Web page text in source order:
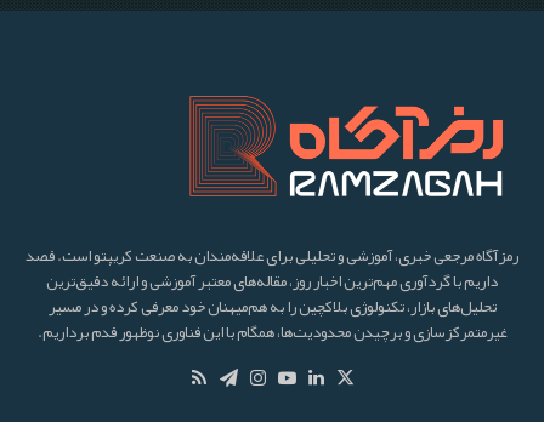
رمزآگاه مرجعی خبری، آموزشی و تحلیلی برای علاقه‌مندان به صنعت کریپتو است. قصد
داریم با گردآوری مهم‌ترین اخبار روز، مقاله‌های معتبر آموزشی و ارائه دقیق‌ترین
تحلیل‌های بازار، تکنولوژی بلاکچین را به هم‌میهنان خود معرفی کرده و در مسیر
غیرمتمرکزسازی و برچیدن محدودیت‌ها، همگام با این فناوری نوظهور قدم برداریم.